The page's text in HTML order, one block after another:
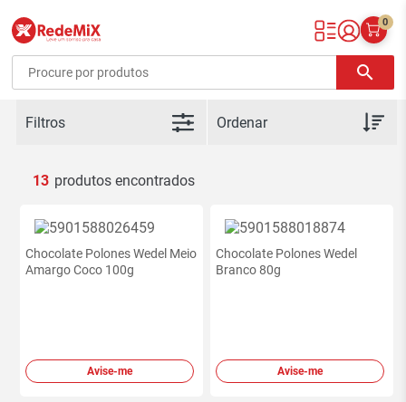
Redemix – Supermercado Online
0
search
Filtros
13
Chocolate Polones Wedel Meio
Amargo Coco 100g
Avise-me
Chocolate Polones Wedel
Branco 80g
Avise-me